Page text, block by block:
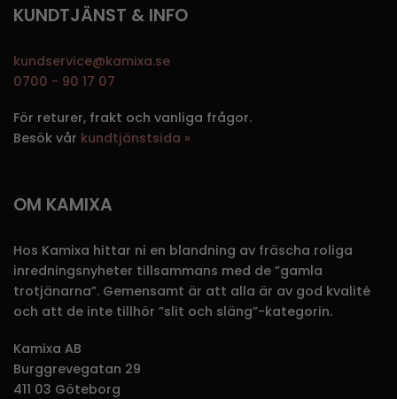
KUNDTJÄNST & INFO
kundservice@kamixa.se
0700 - 90 17 07
För returer, frakt och vanliga frågor.
Besök vår kundtjänstsida »
OM KAMIXA
Hos Kamixa hittar ni en blandning av fräscha roliga
inredningsnyheter tillsammans med de ”gamla
trotjänarna”. Gemensamt är att alla är av god kvalité
och att de inte tillhör ”slit och släng”-kategorin.
Kamixa AB
Burggrevegatan 29
411 03 Göteborg